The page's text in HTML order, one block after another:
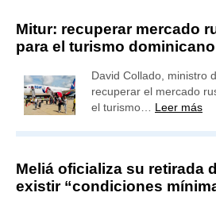
Mitur: recuperar mercado
para el turismo dominicano
David Collado, ministro
recuperar el mercado
el turismo… Leer más
Meliá oficializa su retirada
existir “condiciones